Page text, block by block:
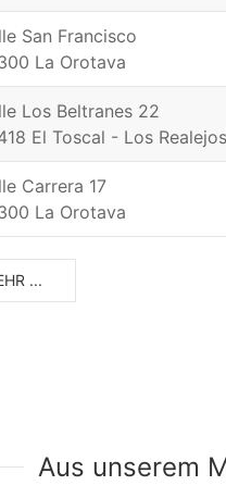
San Francisco
La Orotava
Los Beltranes 22
El Toscal - Los Realejos
Carrera 17
La Orotava
...
Aus unserem